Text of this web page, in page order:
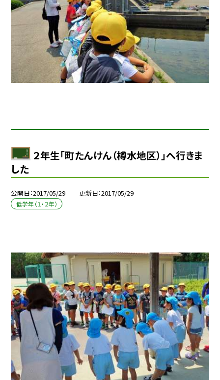
２年生「町たんけん（樽水地区）」へ行きま
した
公開日 2017/05/29 更新日 2017/05/29
低学年（１・２年）